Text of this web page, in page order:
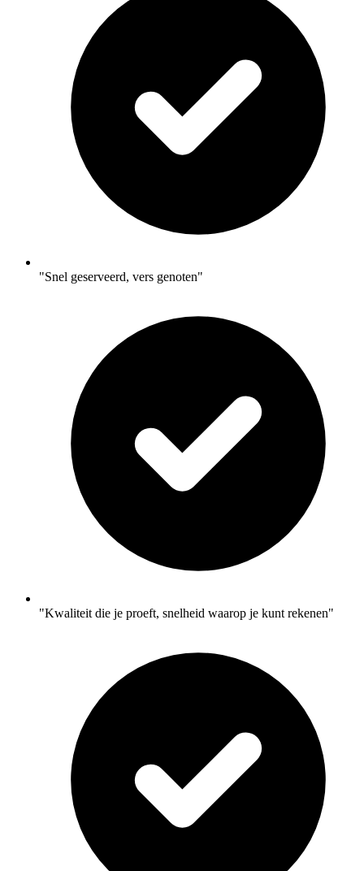
"Snel geserveerd, vers genoten"
"Kwaliteit die je proeft, snelheid waarop je kunt rekenen"